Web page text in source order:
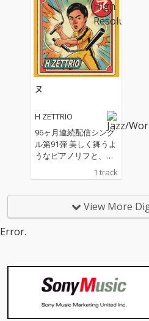
ら、楽曲は既存の枠組
みから逸脱し、予測不
能な領域へと広がって
いく。
ヌ
H ZETTRIO
96ヶ月連続配信シング
ル第91弾 美しく舞うよ
うなピアノリフと、土
着的な躍動感を宿した
リズム、そして軽やか
なすアンサンブルは、
ポジティブなエネルギ
1 track
View More
Error.